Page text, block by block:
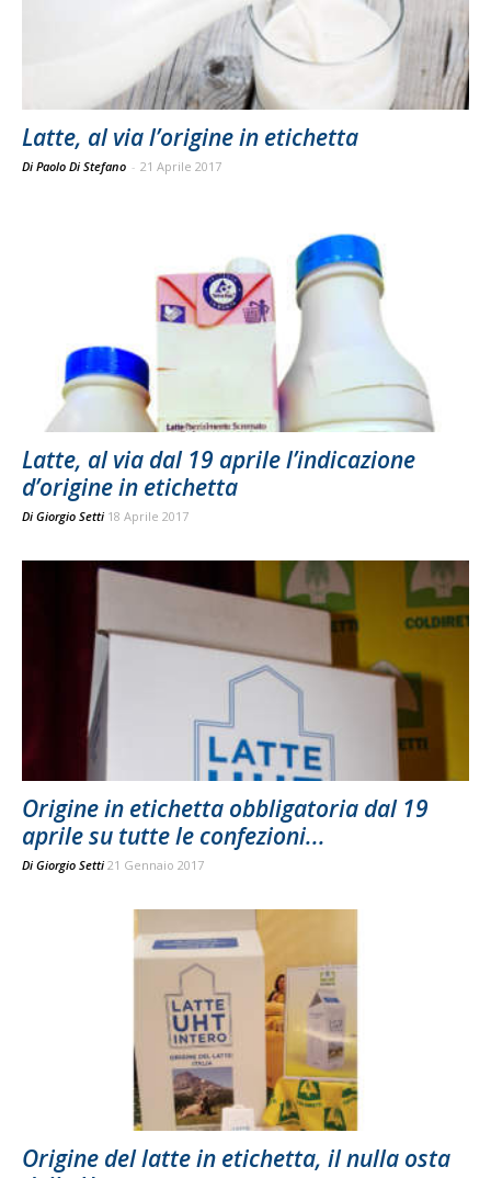
Latte, al via l’origine in etichetta
Di Paolo Di Stefano - 21 Aprile 2017
Latte, al via dal 19 aprile l’indicazione
d’origine in etichetta
Di Giorgio Setti 18 Aprile 2017
Origine in etichetta obbligatoria dal 19
aprile su tutte le confezioni...
Di Giorgio Setti 21 Gennaio 2017
Origine del latte in etichetta, il nulla osta